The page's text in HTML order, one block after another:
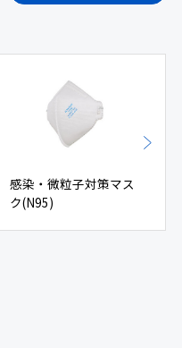
感染・微粒子対策マス
ク(N95)